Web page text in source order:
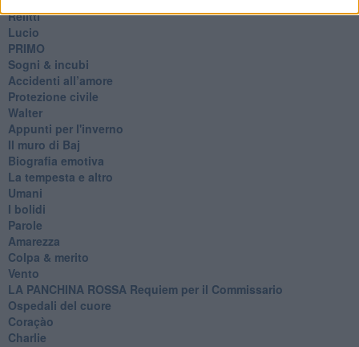
Relitti
Lucio
PRIMO
Sogni & incubi
Accidenti all’amore
Protezione civile
Walter
Appunti per l'inverno
Il muro di Baj
Biografia emotiva
La tempesta e altro
Umani
I bolidi
Parole
Amarezza
Colpa & merito
Vento
​LA PANCHINA ROSSA Requiem per il Commissario
Ospedali del cuore
Coraçào
Charlie